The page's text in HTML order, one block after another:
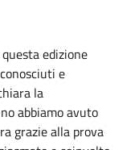
edizione
e
la
abbiamo avuto
grazie alla prova